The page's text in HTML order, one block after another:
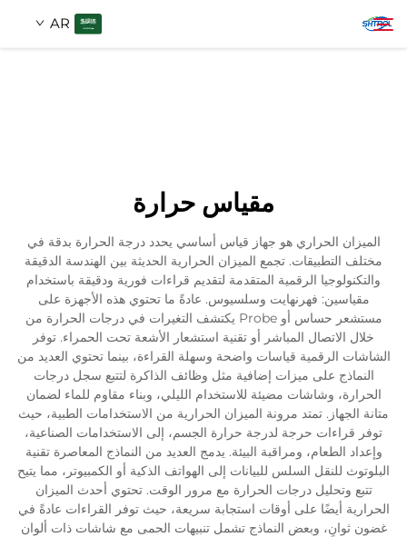
AR
مقياس حرارة
الميزان الحراري هو جهاز قياس أساسي يحدد درجة الحرارة بدقة في
مختلف التطبيقات. تجمع الميزان الحرارية الحديثة بين الهندسة الدقيقة
والتكنولوجيا الرقمية المتقدمة لتقديم قراءات فورية ودقيقة باستخدام
مقياسين: فهرنهايت وسلسيوس. عادةً ما تحتوي هذه الأجهزة على
مستشعر حساس أو Probe يكتشف التغيرات في درجات الحرارة من
خلال الاتصال المباشر أو تقنية استشعار الأشعة تحت الحمراء. توفر
الشاشات الرقمية قياسات واضحة وسهلة القراءة، بينما تحتوي العديد من
النماذج على ميزات إضافية مثل وظائف الذاكرة لتتبع سجل درجات
الحرارة، وشاشات مضيئة للاستخدام الليلي، وبناء مقاوم للماء لضمان
متانة الجهاز. تمتد مرونة الميزان الحرارية من الاستخدامات الطبية، حيث
توفر قراءات حرجة لدرجة حرارة الجسم، إلى الاستخدامات الصناعية،
وإعداد الطعام، ومراقبة البيئة. يدمج العديد من النماذج المعاصرة تقنية
البلوتوث للنقل السلس للبيانات إلى الهواتف الذكية أو الكمبيوتر، مما يتيح
تتبع وتحليل درجات الحرارة مع مرور الوقت. تحتوي أحدث الميزان
الحرارية أيضًا على أوقات استجابة سريعة، حيث توفر القراءات عادةً في
غضون ثوانٍ، وبعض النماذج تشمل تنبيهات الحمى مع شاشات ذات ألوان